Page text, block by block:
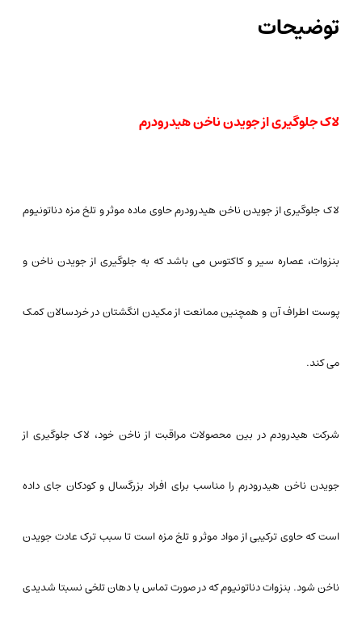
توضیحات
لاک جلوگیری از جویدن ناخن هیدرودرم
لاک جلوگیری از جویدن ناخن هیدرودرم حاوی ماده موثر و تلخ مزه دناتونیوم
بنزوات، عصاره سیر و کاکتوس می باشد که به جلوگیری از جویدن ناخن و
پوست اطراف آن و همچنین ممانعت از مکیدن انگشتان در خردسالان کمک
می کند.
شرکت هیدرودم در بین محصولات مراقبت از ناخن خود، لاک جلوگیری از
جویدن ناخن هیدرودرم را مناسب برای افراد بزرگسال و کودکان جای داده
است که حاوی ترکیبی از مواد موثر و تلخ مزه است تا سبب ترک عادت جویدن
ناخن شود. بنزوات دناتونیوم که در صورت تماس با دهان تلخی نسبتا شدیدی